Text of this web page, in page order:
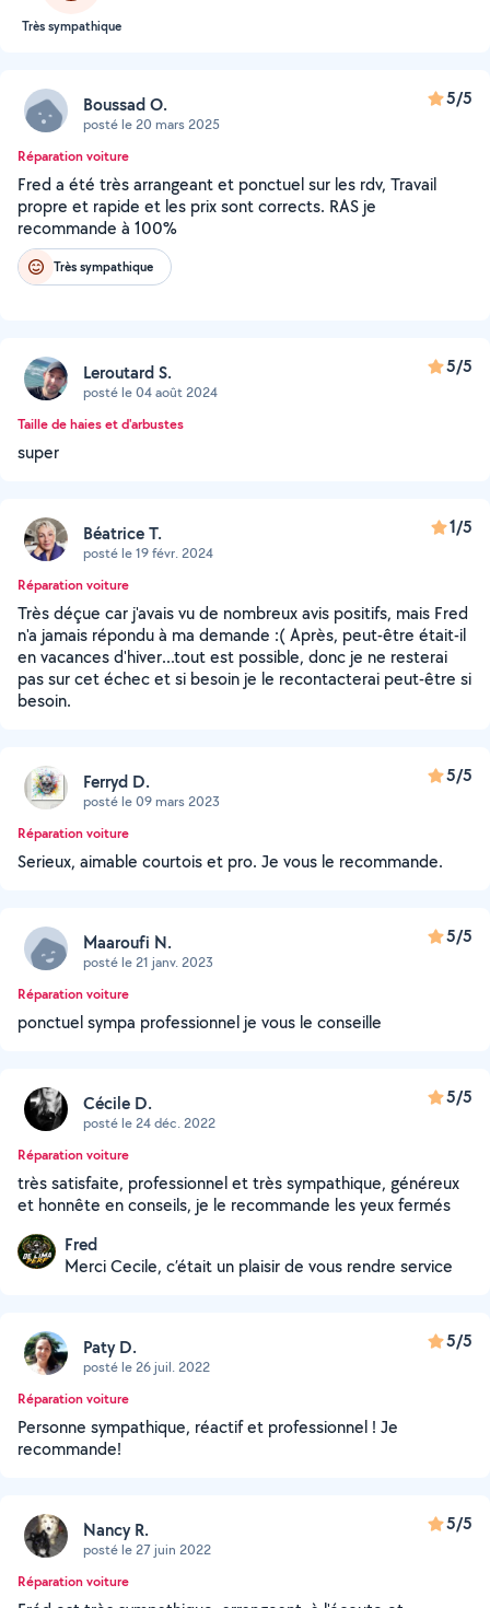
Très sympathique
Boussad O.
posté le 20 mars 2025
5/5
Réparation voiture
Fred a été très arrangeant et ponctuel sur les rdv, Travail
propre et rapide et les prix sont corrects. RAS je
recommande à 100%
Très sympathique
Leroutard S.
posté le 04 août 2024
5/5
Taille de haies et d'arbustes
super
Béatrice T.
posté le 19 févr. 2024
1/5
Réparation voiture
Très déçue car j'avais vu de nombreux avis positifs, mais Fred
n'a jamais répondu à ma demande :( Après, peut-être était-il
en vacances d'hiver...tout est possible, donc je ne resterai
pas sur cet échec et si besoin je le recontacterai peut-être si
besoin.
Ferryd D.
posté le 09 mars 2023
5/5
Réparation voiture
Serieux, aimable courtois et pro. Je vous le recommande.
Maaroufi N.
posté le 21 janv. 2023
5/5
Réparation voiture
ponctuel sympa professionnel je vous le conseille
Cécile D.
posté le 24 déc. 2022
5/5
Réparation voiture
très satisfaite, professionnel et très sympathique, généreux
et honnête en conseils, je le recommande les yeux fermés
Fred
Merci Cecile, c’était un plaisir de vous rendre service
Paty D.
posté le 26 juil. 2022
5/5
Réparation voiture
Personne sympathique, réactif et professionnel ! Je
recommande!
Nancy R.
posté le 27 juin 2022
5/5
Réparation voiture